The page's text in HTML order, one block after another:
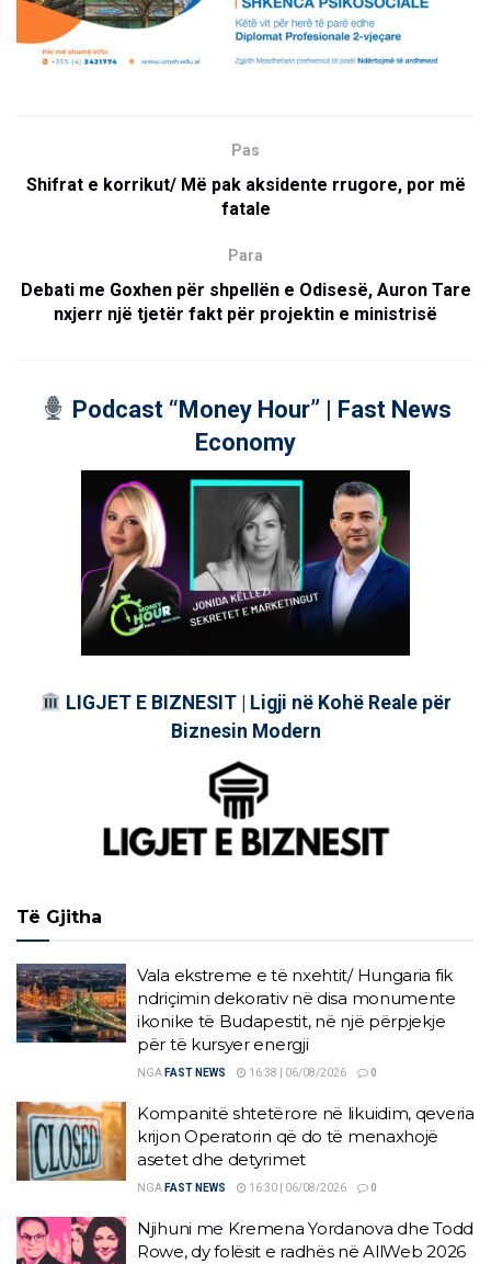
Pas
Shifrat e korrikut/ Më pak aksidente rrugore, por më
fatale
Para
Debati me Goxhen për shpellën e Odisesë, Auron Tare
nxjerr një tjetër fakt për projektin e ministrisë
Podcast “Money Hour” | Fast News
Economy
LIGJET E BIZNESIT | Ligji në Kohë Reale për
Biznesin Modern
Të Gjitha
Vala ekstreme e të nxehtit/ Hungaria fik
ndriçimin dekorativ në disa monumente
ikonike të Budapestit, në një përpjekje
për të kursyer energji
NGA FAST NEWS 16:38 | 06/08/2026 0
Kompanitë shtetërore në likuidim, qeveria
krijon Operatorin që do të menaxhojë
asetet dhe detyrimet
NGA FAST NEWS 16:30 | 06/08/2026 0
Njihuni me Kremena Yordanova dhe Todd
Rowe, dy folësit e radhës në AllWeb 2026